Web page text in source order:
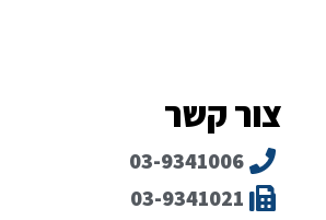
צור קשר
03-9341006
03-9341021